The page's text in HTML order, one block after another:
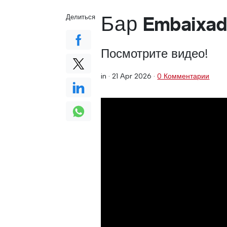
Бар
Посмотрите видео!
in ·21 Apr 2026 ·0 Комментарии
Делиться